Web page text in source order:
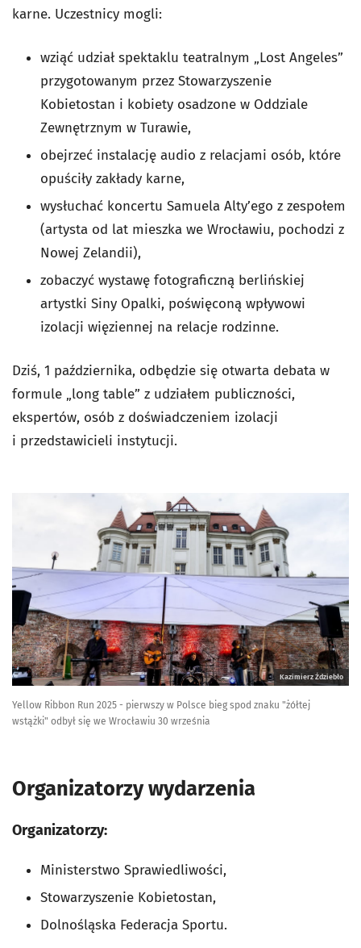
karne. Uczestnicy mogli:
wziąć udział spektaklu teatralnym „Lost Angeles”
przygotowanym przez Stowarzyszenie
Kobietostan i kobiety osadzone w Oddziale
Zewnętrznym w Turawie,
obejrzeć instalację audio z relacjami osób, które
opuściły zakłady karne,
wysłuchać koncertu Samuela Alty’ego z zespołem
(artysta od lat mieszka we Wrocławiu, pochodzi z
Nowej Zelandii),
zobaczyć wystawę fotograficzną berlińskiej
artystki Siny Opalki, poświęconą wpływowi
izolacji więziennej na relacje rodzinne.
Dziś, 1 października, odbędzie się otwarta debata w
formule „long table” z udziałem publiczności,
ekspertów, osób z doświadczeniem izolacji
i przedstawicieli instytucji.
Kazimierz Ździebło
Yellow Ribbon Run 2025 - pierwszy w Polsce bieg spod znaku "żółtej
wstążki" odbył się we Wrocławiu 30 września
Organizatorzy wydarzenia
Organizatorzy:
Ministerstwo Sprawiedliwości,
Stowarzyszenie Kobietostan,
Dolnośląska Federacja Sportu.